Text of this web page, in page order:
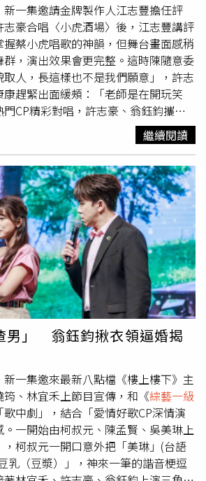
新一集邀請金牌製作人江志豐擔任評
豪合唱〈小虎酒場〉後，江志豐講評
蔡小虎唱歌的神韻，但舞台畫面感稍
，演出效果會更完整。這時陳隨意委
人，長這樣也不是我們願意」，許志
趕緊出面緩頰：「老師是在開玩笑
CP精彩對唱，許志豪、翁鈺鈞攜手
忻恬與李子森帶來〈一人水一項〉，吳
愛要大聲講出來〉。康康笑指三組對
都沒帶舞群，許志豪還發現有人「本
美孟CP」及「森恬CP」，不只合唱默
了舞蹈與 Ending pose，尤其「美孟
，畫面更和諧。而康康卻調侃許志豪
好話」，許志豪的回應卻意外讓江志豐
業角度，在評審這麼不專業的情況下，
西吧！」被點名的江志豐也不甘示弱，
吐得出象牙」時，他笑稱自己說的每一
康卻抓緊機會狠虧：「你最多只能演歌
金句）咧！」評審與主持群之間的一來
許多看點。輪到李子森、吳俊宏演唱
灌醉〉，江志豐大為誇讚，卻在頒獎
打算把讚牌頒給別組。這讓一向溫和的
又是我」：「老師你有拍過電影
議，江志豐便趕緊改口把讚牌交出，
「原來嗆聲真的有用！」除了緊張的
由陳隨意、沈建豪與陳孟賢帶來的
點。三人身穿華麗舞服賣力扭動，卻
洗車機在運作，毛還掉得滿地都
繼續閱讀
男」 翁鈺鈞揪衣領逼婚揭
新一集邀來最新八點檔《樓上樓下》主
、林宜禾上節目宣傳，和《綜藝一級
中劇」，結合「愛情好歌CP深情演
一開始由柯叔元、陳孟賢、吳美琳上
柯叔元一開口意外把「美琳」(台語
乳（豆漿）」，神來一筆的諧音梗逗